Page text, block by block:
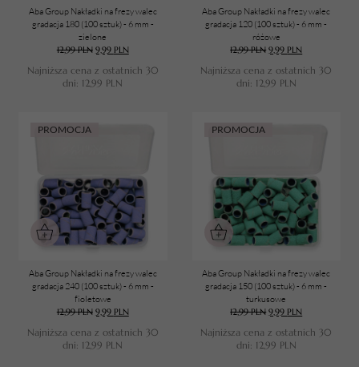
0)
)
Aba Group Nakładki na frezy walec
gradacja 180 (100 sztuk) - 6 mm -
zielone
12,99PLN 9,99 PLN
Najniższa cena z ostatnich 30
dni: 12,99 PLN
Aba Group Nakładki na frezy walec
gradacja 120 (100 sztuk) - 6 mm -
różowe
12,99PLN 9,99 PLN
Najniższa cena z ostatnich 30
dni: 12,99 PLN
PROMOCJA
Aba Group Nakładki na frezy walec
gradacja 240 (100 sztuk) - 6 mm -
fioletowe
12,99PLN 9,99 PLN
Najniższa cena z ostatnich 30
dni: 12,99 PLN
PROMOCJA
Aba Group Nakładki na frezy walec
gradacja 150 (100 sztuk) - 6 mm -
turkusowe
12,99PLN 9,99 PLN
Najniższa cena z ostatnich 30
dni: 12,99 PLN